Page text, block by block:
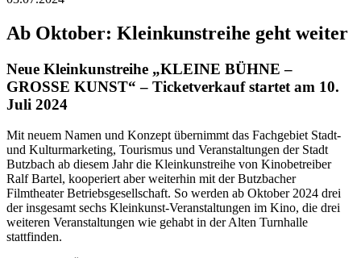
Ab Oktober: Kleinkunstreihe geht weiter
Neue Kleinkunstreihe „KLEINE BÜHNE –
GROSSE KUNST“ – Ticketverkauf startet am 10.
Juli 2024
Mit neuem Namen und Konzept übernimmt das Fachgebiet Stadt-
und Kulturmarketing, Tourismus und Veranstaltungen der Stadt
Butzbach ab diesem Jahr die Kleinkunstreihe von Kinobetreiber
Ralf Bartel, kooperiert aber weiterhin mit der Butzbacher
Filmtheater Betriebsgesellschaft. So werden ab Oktober 2024 drei
der insgesamt sechs Kleinkunst-Veranstaltungen im Kino, die drei
weiteren Veranstaltungen wie gehabt in der Alten Turnhalle
stattfinden.